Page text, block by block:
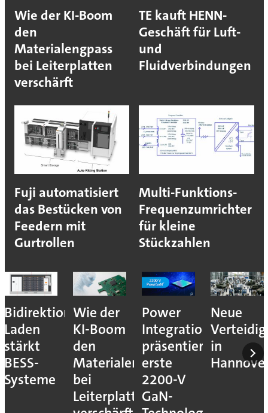
Wie der KI-Boom
den
Materialengpass
bei Leiterplatten
verschärft
TE kauft HENN-
Geschäft für Luft-
und
Fluidverbindungen
Fuji automatisiert
das Bestücken von
Feedern mit
Gurtrollen
Multi-Funktions-
Frequenzumrichter
für kleine
Stückzahlen
Bidirektionales
Laden
stärkt
BESS-
Systeme
Wie der
KI-Boom
den
Materialengpass
bei
Leiterplatten
Power
Integrations
präsentiert
erste
2200-V
GaN-
Neue
in